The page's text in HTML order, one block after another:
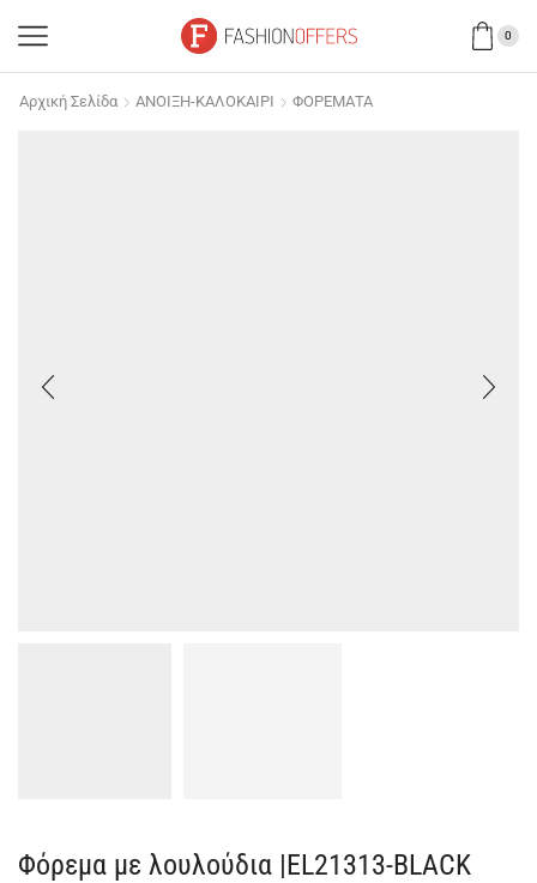
0
Αρχική Σελίδα ΑΝΟΙΞΗ-ΚΑΛΟΚΑΙΡΙ ΦΟΡΕΜΑΤΑ
Φόρεμα με λουλούδια |EL21313-BLACK